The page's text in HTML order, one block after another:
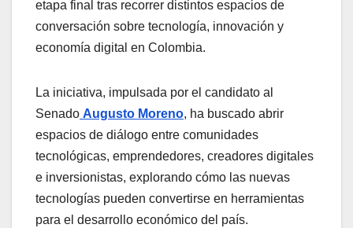
etapa final tras recorrer distintos espacios de
conversación sobre tecnología, innovación y
economía digital en Colombia.
La iniciativa, impulsada por el candidato al
Senado Augusto Moreno, ha buscado abrir
espacios de diálogo entre comunidades
tecnológicas, emprendedores, creadores digitales
e inversionistas, explorando cómo las nuevas
tecnologías pueden convertirse en herramientas
para el desarrollo económico del país.